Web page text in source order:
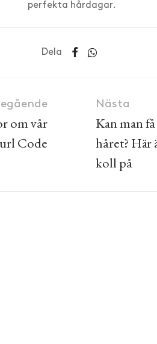
perfekta hårdagar.
Dela
om vår
Code
Nästa
Kan man
håret? Här
koll på